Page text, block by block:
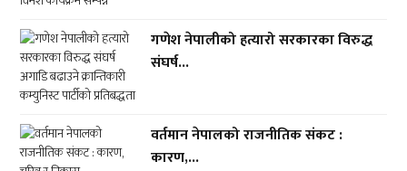
गणेश नेपालीको हत्यारो सरकारका विरुद्ध
संघर्ष...
वर्तमान नेपालको राजनीतिक संकट :
कारण,...